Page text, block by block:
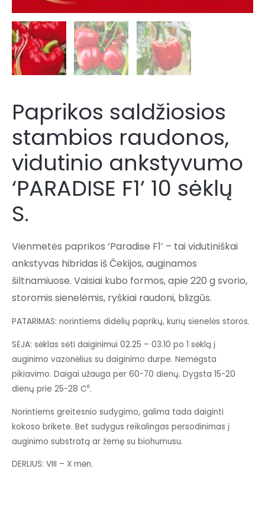
Paprikos saldžiosios
stambios raudonos,
vidutinio ankstyvumo
‘PARADISE F1’ 10 sėklų
S.
Vienmetės paprikos ‘Paradise F1’ – tai vidutiniškai
ankstyvas hibridas iš Čekijos, auginamos
šiltnamiuose. Vaisiai kubo formos, apie 220 g svorio,
storomis sienelėmis, ryškiai raudoni, blizgūs.
PATARIMAS: norintiems didelių paprikų, kurių sienelės storos.
SĖJA: sėklas sėti daiginimui 02.25 – 03.10 po 1 sėklą į
auginimo vazonėlius su daiginimo durpe. Nemėgsta
pikiavimo. Daigai užauga per 60-70 dienų. Dygsta 15-20
dienų prie 25-28 C⁰.
Norintiems greitesnio sudygimo, galima tada daiginti
kokoso brikete. Bet sudygus reikalingas persodinimas į
auginimo substratą ar žemę su biohumusu.
DERLIUS: VIII – X mėn.